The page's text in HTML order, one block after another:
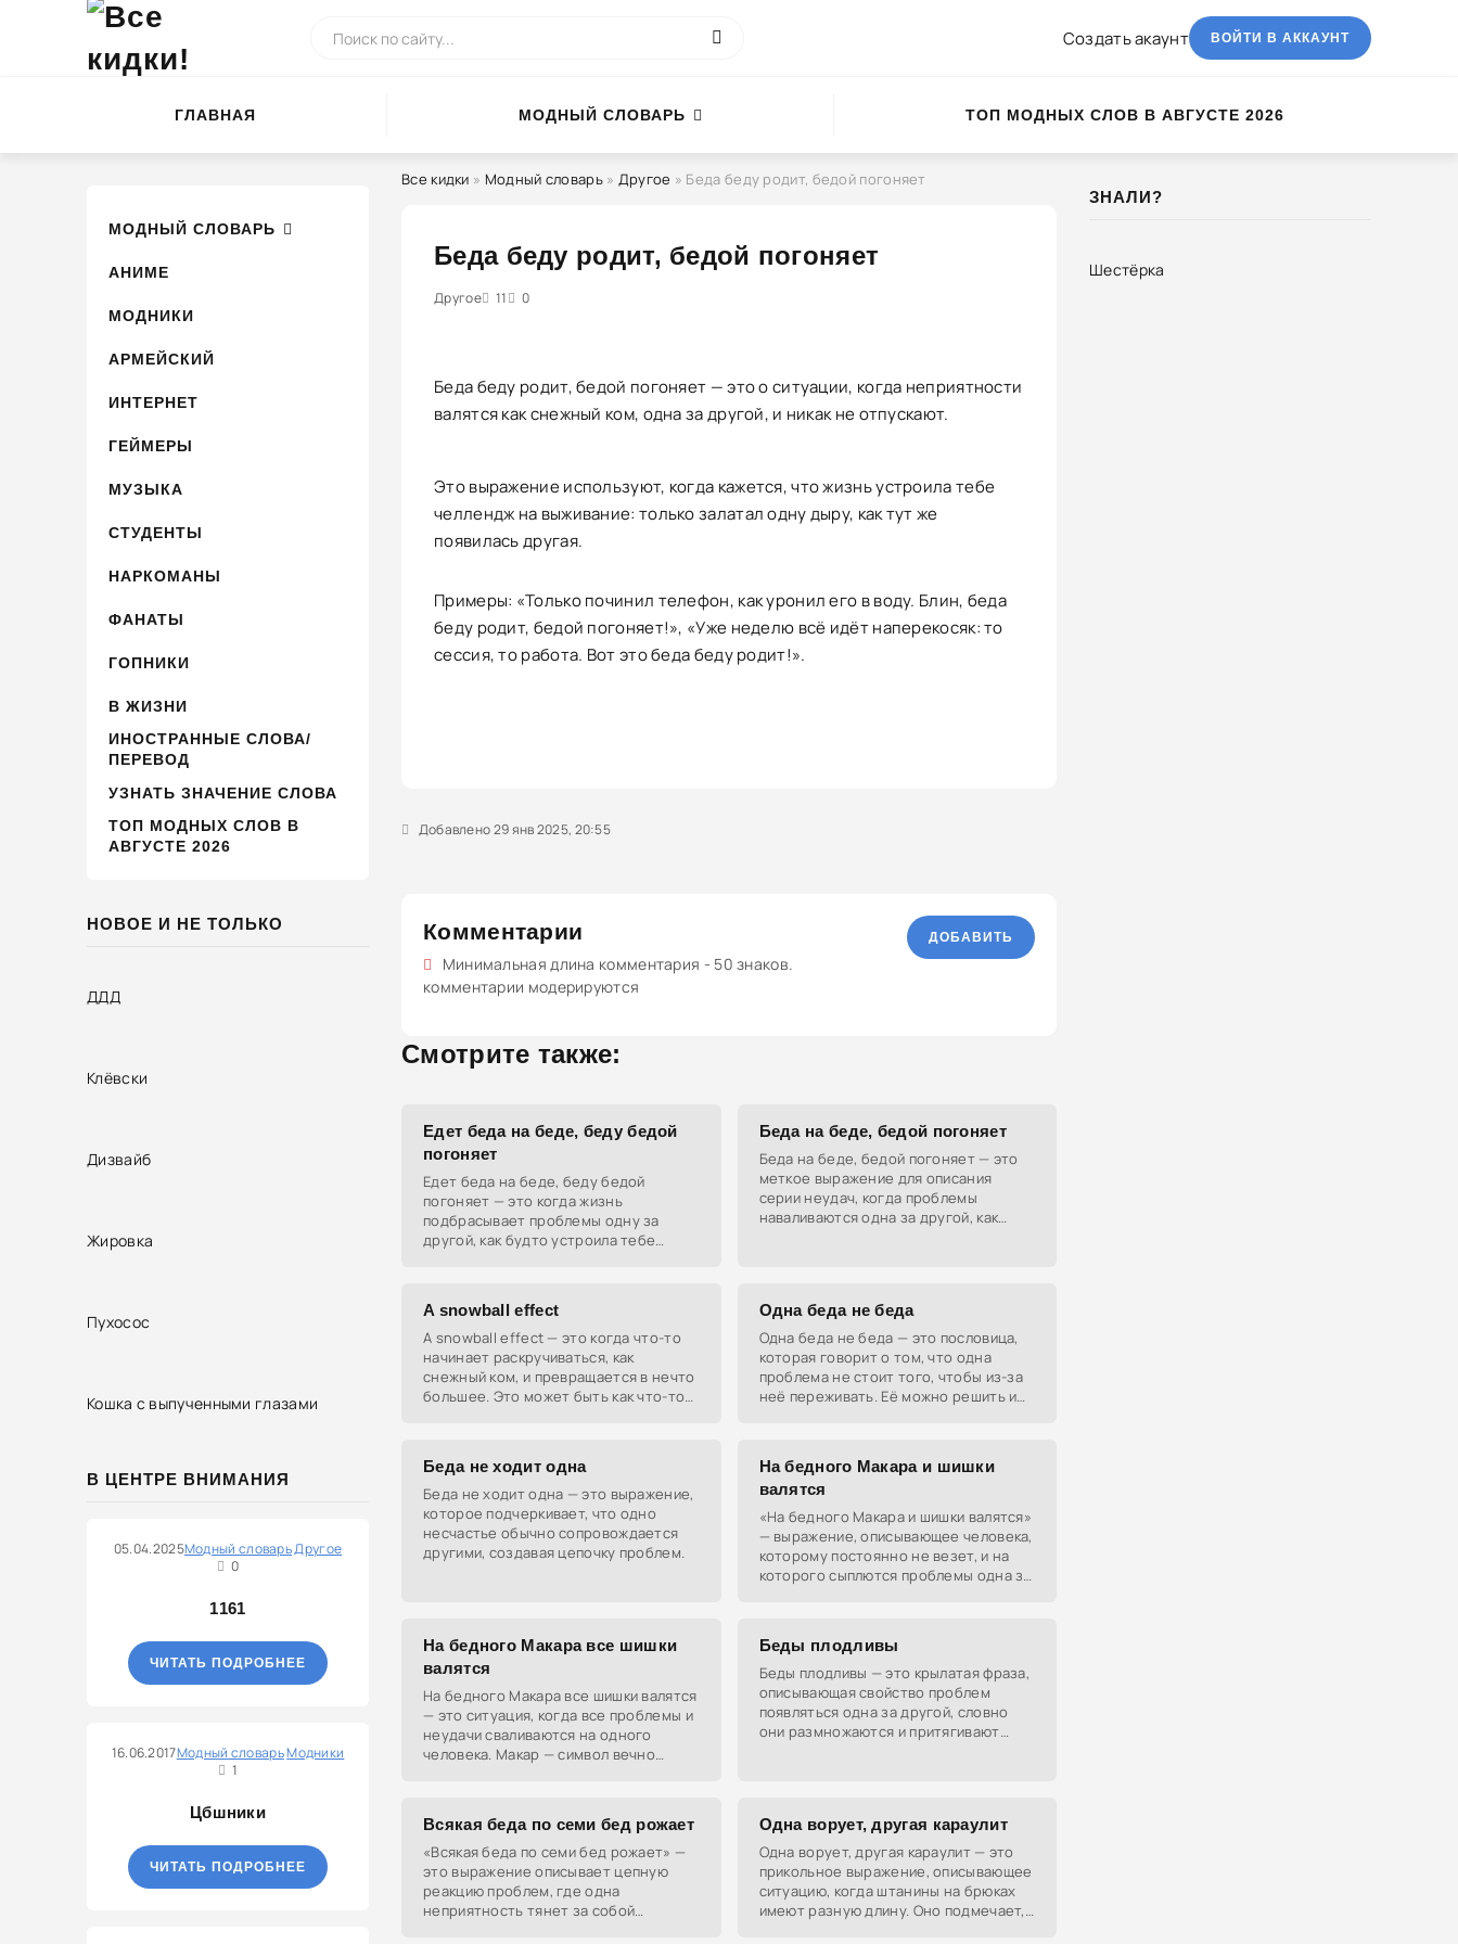
Создать акаунт ВОЙТИ В АККАУНТ
ГЛАВНАЯ МОДНЫЙ СЛОВАРЬ ТОП МОДНЫХ СЛОВ В АВГУСТЕ 2026
МОДНЫЙ СЛОВАРЬ
АНИМЕ
МОДНИКИ
АРМЕЙСКИЙ
ИНТЕРНЕТ
ГЕЙМЕРЫ
МУЗЫКА
СТУДЕНТЫ
НАРКОМАНЫ
ФАНАТЫ
ГОПНИКИ
В ЖИЗНИ
ИНОСТРАННЫЕ СЛОВА/
ПЕРЕВОД
УЗНАТЬ ЗНАЧЕНИЕ СЛОВА
ТОП МОДНЫХ СЛОВ В
АВГУСТЕ 2026
НОВОЕ И НЕ ТОЛЬКО
ДДД
Клёвски
Дизвайб
Жировка
Пухосос
Кошка с выпученными глазами
В ЦЕНТРЕ ВНИМАНИЯ
05.04.2025Модный словарьДругое
0
1161
ЧИТАТЬ ПОДРОБНЕЕ
16.06.2017Модный словарьМодники
1
Цбшники
ЧИТАТЬ ПОДРОБНЕЕ
Все кидки » Модный словарь» Другое » Беда беду родит, бедой погоняет
Беда беду родит, бедой погоняет
Другое 11 0
2 3 4 5
Беда беду родит, бедой погоняет — это о ситуации, когда неприятности
валятся как снежный ком, одна за другой, и никак не отпускают.
Это выражение используют, когда кажется, что жизнь устроила тебе
челлендж на выживание: только залатал одну дыру, как тут же
появилась другая.
Примеры: «Только починил телефон, как уронил его в воду. Блин, беда
беду родит, бедой погоняет!», «Уже неделю всё идёт наперекосяк: то
сессия, то работа. Вот это беда беду родит!».
Добавлено 29 янв 2025, 20:55
Комментарии
Минимальная длина комментария - 50 знаков.
комментарии модерируются
ДОБАВИТЬ
Смотрите также:
Едет беда на беде, беду бедой
погоняет
Едет беда на беде, беду бедой
погоняет — это когда жизнь
подбрасывает проблемы одну за
другой, как будто устроила тебе
Беда на беде, бедой погоняет
Беда на беде, бедой погоняет — это
меткое выражение для описания
серии неудач, когда проблемы
наваливаются одна за другой, как
A snowball effect
A snowball effect — это когда что-то
начинает раскручиваться, как
снежный ком, и превращается в нечто
большее. Это может быть как что-то
Одна беда не беда
Одна беда не беда — это пословица,
которая говорит о том, что одна
проблема не стоит того, чтобы из-за
неё переживать. Её можно решить и
Беда не ходит одна
Беда не ходит одна — это выражение,
которое подчеркивает, что одно
несчастье обычно сопровождается
другими, создавая цепочку проблем.
На бедного Макара и шишки
валятся
«На бедного Макара и шишки валятся»
— выражение, описывающее человека,
которому постоянно не везет, и на
которого сыплются проблемы одна за
На бедного Макара все шишки
валятся
На бедного Макара все шишки валятся
— это ситуация, когда все проблемы и
неудачи сваливаются на одного
человека. Макар — символ вечно
Беды плодливы
Беды плодливы — это крылатая фраза,
описывающая свойство проблем
появляться одна за другой, словно
они размножаются и притягивают
Всякая беда по семи бед рожает
«Всякая беда по семи бед рожает» —
это выражение описывает цепную
реакцию проблем, где одна
неприятность тянет за собой
Одна ворует, другая караулит
Одна ворует, другая караулит — это
прикольное выражение, описывающее
ситуацию, когда штанины на брюках
имеют разную длину. Оно подмечает,
ЗНАЛИ?
Шестёрка